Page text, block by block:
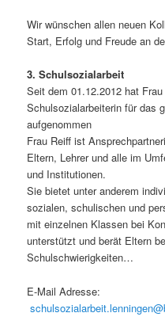
Wir wünschen allen neuen
Start, Erfolg und Freude an
3. Schulsozialarbeit
Seit dem 01.12.2012 hat
Schulsozialarbeiterin für das
aufgenommen
Frau Reiff ist
Eltern, Lehrer und alle im
und Institutionen.
Sie bietet unter anderem
sozialen, schulischen und
mit einzelnen Klassen bei
unterstützt und berät Eltern
Schulschwierigkeiten…
E-Mail Adresse: